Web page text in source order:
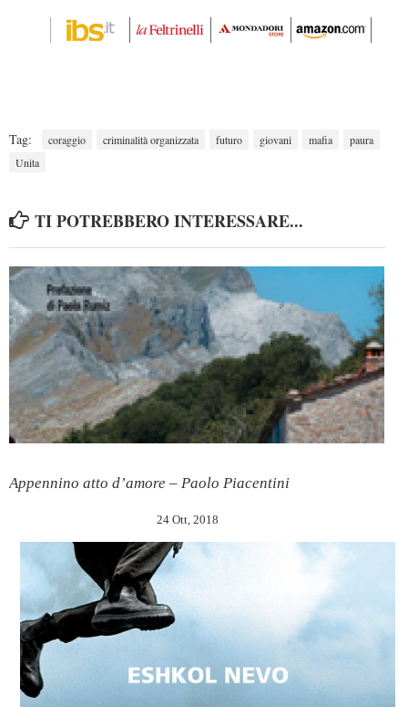
Tag: coraggio criminalità organizzata futuro giovani mafia
paura
Unita
TI POTREBBERO INTERESSARE...
Appennino atto d’amore – Paolo Piacentini
24 Ott, 2018